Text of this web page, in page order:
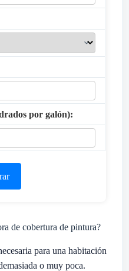
por galón):
de cobertura de pintura?
para una habitación
o muy poca.